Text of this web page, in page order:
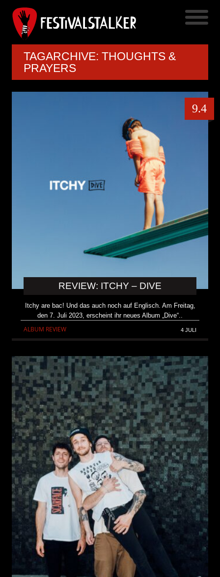
TAGARCHIVE: THOUGHTS &
PRAYERS
9.4
REVIEW: ITCHY – DIVE
Itchy are bac! Und das auch noch auf Englisch. Am Freitag,
den 7. Juli 2023, erscheint ihr neues Album „Dive“..
ALBUM REVIEW 4 JULI